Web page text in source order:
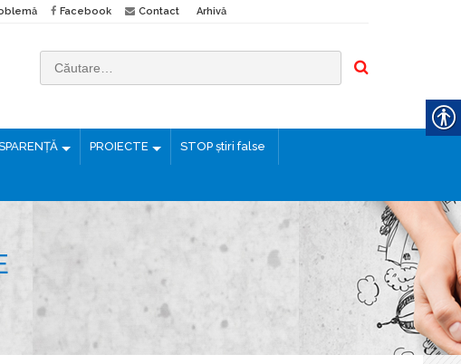
Facebook Contact Arhivă
PROIECTE STOP știri false